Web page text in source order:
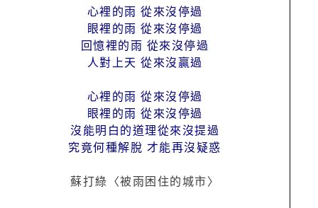
心裡的雨 從來沒停過
眼裡的雨 從來沒停過
回憶裡的雨 從來沒停過
人對上天 從來沒贏過
心裡的雨 從來沒停過
眼裡的雨 從來沒停過
沒能明白的道理從來沒提過
究竟何種解脫 才能再沒疑惑
蘇打綠〈被雨困住的城市〉